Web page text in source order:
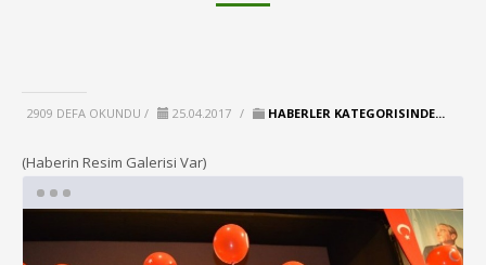
2909 DEFA OKUNDU / 25.04.2017 / HABERLER KATEGORISINDE...
(Haberin Resim Galerisi Var)